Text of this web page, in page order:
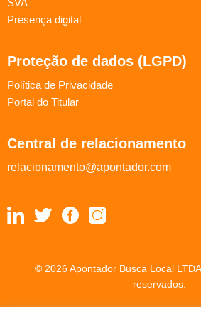
SVA
Presença digital
Proteção de dados (LGPD)
Política de Privacidade
Portal do Titular
Central de relacionamento
relacionamento@apontador.com
© 2026 Apontador Busca Local
reservados.